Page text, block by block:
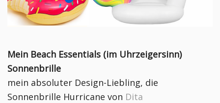
Mein Beach Essentials (im Uhrzeigersinn)
Sonnenbrille
mein absoluter Design-Liebling, die
Sonnenbrille Hurricane von Dita